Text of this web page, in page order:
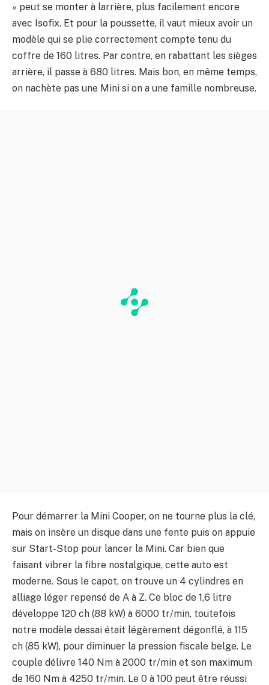
» peut se monter à larrière, plus facilement encore
avec Isofix. Et pour la poussette, il vaut mieux avoir un
modèle qui se plie correctement compte tenu du
coffre de 160 litres. Par contre, en rabattant les sièges
arrière, il passe à 680 litres. Mais bon, en même temps,
on nachète pas une Mini si on a une famille nombreuse.
Pour démarrer la Mini Cooper, on ne tourne plus la clé,
mais on insère un disque dans une fente puis on appuie
sur Start-Stop pour lancer la Mini. Car bien que
faisant vibrer la fibre nostalgique, cette auto est
moderne. Sous le capot, on trouve un 4 cylindres en
alliage léger repensé de A à Z. Ce bloc de 1,6 litre
développe 120 ch (88 kW) à 6000 tr/min, toutefois
notre modèle dessai était légèrement dégonflé, à 115
ch (85 kW), pour diminuer la pression fiscale belge. Le
couple délivre 140 Nm à 2000 tr/min et son maximum
de 160 Nm à 4250 tr/min. Le 0 à 100 peut être réussi